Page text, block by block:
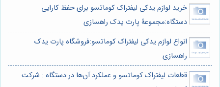
خرید لوازم یدکی لیفتراک کوماتسو برای حفظ کارایی
دستگاه:مجموعۀ پارت یدک راهسازی
انواع لوازم یدکی لیفتراک کوماتسو:فروشگاه پارت یدک
راهسازی
قطعات لیفتراک کوماتسو و عملکرد آن‌ها در دستگاه : شرکت